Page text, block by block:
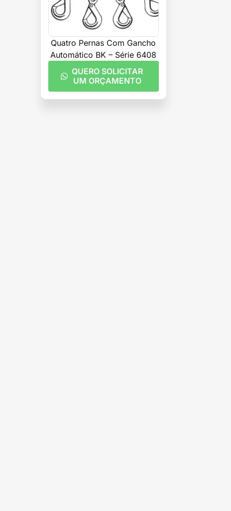
Quatro Pernas Com Gancho
Automático BK – Série 6408
QUERO SOLICITAR
UM ORÇAMENTO